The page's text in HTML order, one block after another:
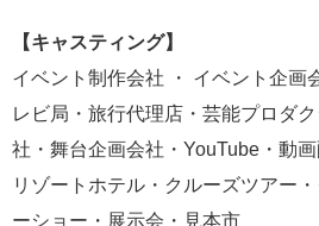
【キャスティング】
イベント制作会社 ・ イベント企画
レビ局・旅行代理店・芸能プロダ
社・舞台企画会社・YouTube・動
リゾートホテル・クルーズツアー
ーショー・展示会・見本市